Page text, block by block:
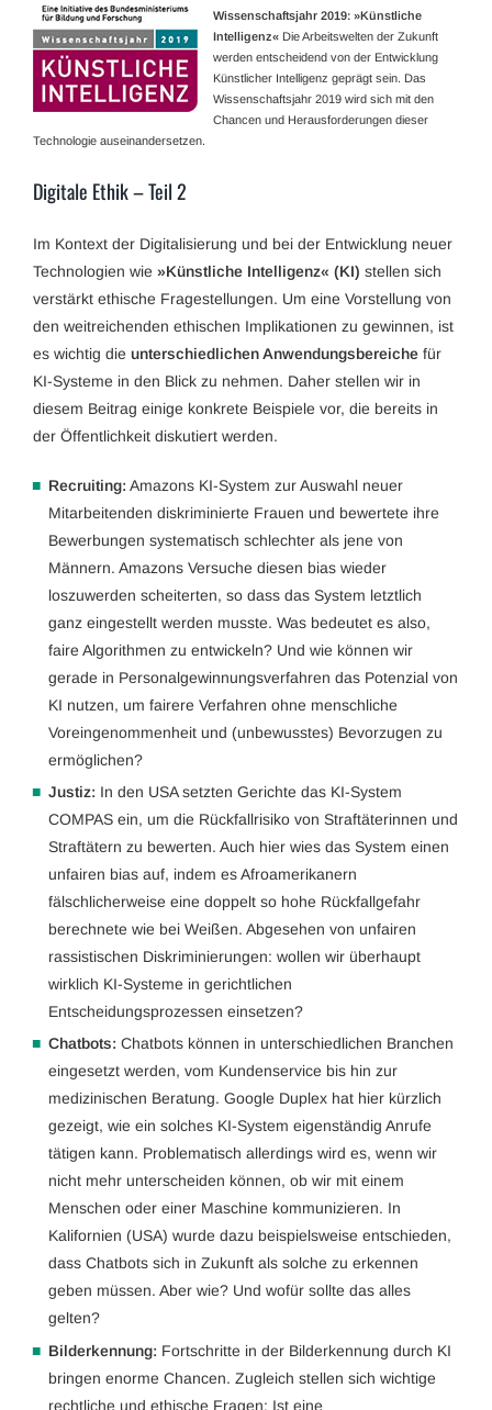
Wissenschafts­jahr 2019: »Künstliche
Intelligenz« Die Arbeitswelten der Zukunft
werden entscheidend von der Entwicklung
Künstlicher Intelligenz geprägt sein. Das
Wissenschaftsjahr 2019 wird sich mit den
Chancen und Herausforderungen dieser
Technologie auseinandersetzen.
Digitale Ethik – Teil 2
Im Kontext der Digitalisierung und bei der Entwicklung neuer
Technologien wie »Künstliche Intelligenz« (KI) stellen sich
verstärkt ethische Fragestellungen. Um eine Vorstellung von
den weitreichenden ethischen Implikationen zu gewinnen, ist
es wichtig die unterschiedlichen Anwendungsbereiche für
KI-Systeme in den Blick zu nehmen. Daher stellen wir in
diesem Beitrag einige konkrete Beispiele vor, die bereits in
der Öffentlichkeit diskutiert werden.
Recruiting: Amazons KI-System zur Auswahl neuer
Mitarbeitenden diskriminierte Frauen und bewertete ihre
Bewerbungen systematisch schlechter als jene von
Männern. Amazons Versuche diesen bias wieder
loszuwerden scheiterten, so dass das System letztlich
ganz eingestellt werden musste. Was bedeutet es also,
faire Algorithmen zu entwickeln? Und wie können wir
gerade in Personalgewinnungsverfahren das Potenzial von
KI nutzen, um fairere Verfahren ohne menschliche
Voreingenommenheit und (unbewusstes) Bevorzugen zu
ermöglichen?
Justiz: In den USA setzten Gerichte das KI-System
COMPAS ein, um die Rückfallrisiko von Straftäterinnen und
Straftätern zu bewerten. Auch hier wies das System einen
unfairen bias auf, indem es Afroamerikanern
fälschlicherweise eine doppelt so hohe Rückfallgefahr
berechnete wie bei Weißen. Abgesehen von unfairen
rassistischen Diskriminierungen: wollen wir überhaupt
wirklich KI-Systeme in gerichtlichen
Entscheidungsprozessen einsetzen?
Chatbots: Chatbots können in unterschiedlichen Branchen
eingesetzt werden, vom Kundenservice bis hin zur
medizinischen Beratung. Google Duplex hat hier kürzlich
gezeigt, wie ein solches KI-System eigenständig Anrufe
tätigen kann. Problematisch allerdings wird es, wenn wir
nicht mehr unterscheiden können, ob wir mit einem
Menschen oder einer Maschine kommunizieren. In
Kalifornien (USA) wurde dazu beispielsweise entschieden,
dass Chatbots sich in Zukunft als solche zu erkennen
geben müssen. Aber wie? Und wofür sollte das alles
gelten?
Bilderkennung: Fortschritte in der Bilderkennung durch KI
bringen enorme Chancen. Zugleich stellen sich wichtige
rechtliche und ethische Fragen: Ist eine